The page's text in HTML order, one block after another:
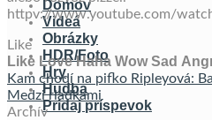
Domov
Videá
Obrázky
HDR/Foto
Hry
Hudba
Pridaj príspevok
httpv://www.youtube.com/
Like
Like Love Haha Wow Sad
Kam chodí na pifko Ripleyová:
Medzi riadkami
Archív